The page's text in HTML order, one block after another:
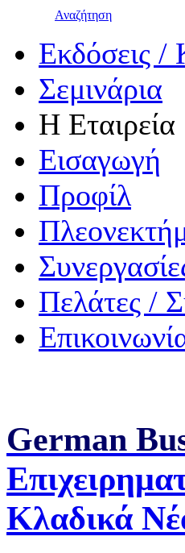
Αναζήτηση
Εκδόσεις /
Σεμινάρια
Η Εταιρεία
Εισαγωγή
Προφίλ
Πελάτες /
German
Κλαδικά